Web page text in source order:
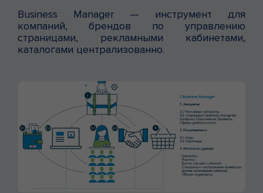
Business Manager — инструмент для
компаний, брендов по управлению
страницами, рекламными кабинетами,
каталогами централизованно.